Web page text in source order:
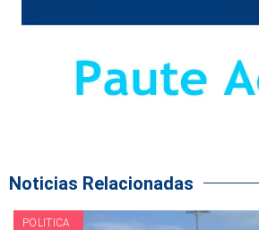
Noticias Relacionadas
POLITICA